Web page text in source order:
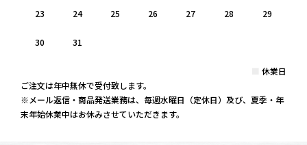
23 24 25 26 27 28 29
30 31
休業日
ご注文は年中無休で受付致します。
※メール返信・商品発送業務は、毎週水曜日（定休日）及び、夏季・年
末年始休業中はお休みさせていただきます。